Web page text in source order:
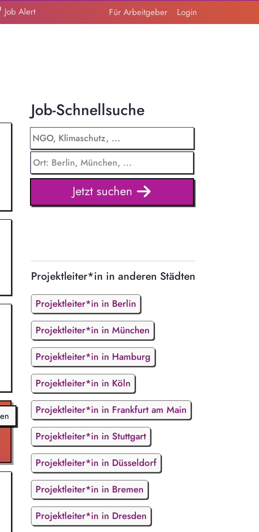
Job Alert Für Arbeitgeber Login
Job-Schnellsuche
Jetzt suchen
Projektleiter*in in anderen Städten
Projektleiter*in in Berlin
Projektleiter*in in München
Projektleiter*in in Hamburg
Projektleiter*in in Köln
Projektleiter*in in Frankfurt am Main
Projektleiter*in in Stuttgart
Projektleiter*in in Düsseldorf
Projektleiter*in in Bremen
Projektleiter*in in Dresden